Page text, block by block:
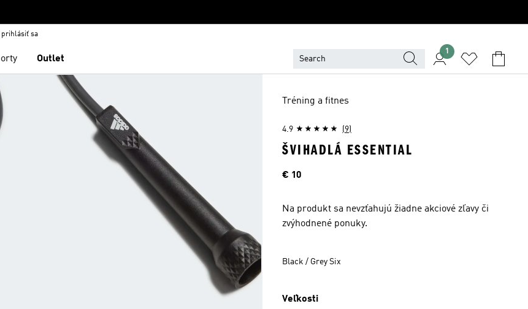
prihlásiť sa
Outlet
1
Tréning a fitnes
4.9 (9)
ŠVIHADLÁ ESSENTIAL
Cena
€ 10
Na produkt sa nevzťahujú žiadne akciové zľavy či
zvýhodnené ponuky.
Black / Grey Six
Veľkosti